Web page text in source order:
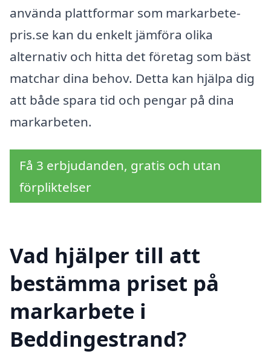
använda plattformar som markarbete-
pris.se kan du enkelt jämföra olika
alternativ och hitta det företag som bäst
matchar dina behov. Detta kan hjälpa dig
att både spara tid och pengar på dina
markarbeten.
Få 3 erbjudanden, gratis och utan
förpliktelser
Vad hjälper till att
bestämma priset på
markarbete i
Beddingestrand?